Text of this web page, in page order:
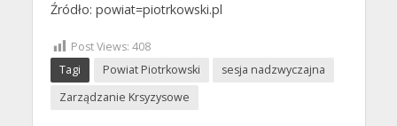
Źródło: powiat=piotrkowski.pl
Post Views: 408
Tagi
Powiat Piotrkowski
sesja nadzwyczajna
Zarządzanie Krsyzysowe